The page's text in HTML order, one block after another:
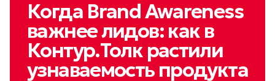
Когда Brand Awareness
важнее лидов: как в
Контур.Толк растили
узнаваемость продукта